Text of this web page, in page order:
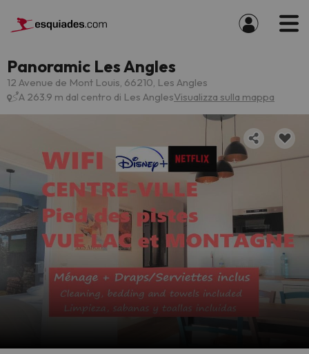
Panoramic Les Angles
12 Avenue de Mont Louis, 66210, Les Angles
A 263.9 m dal centro di Les AnglesVisualizza sulla mappa